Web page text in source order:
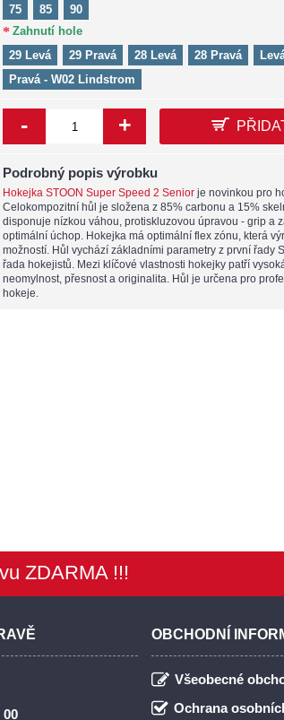
75
85
90
Zahnutí hole
29 Levá
29 Pravá 28 Levá 28 Pravá
Pravá - W02 Lindstrom
- +
Podrobný popis výrobku
Hokejka STOON Super Speed 2 Senior je novinkou pro
Celokompozitní hůl je složena z 85% carbonu a 15%
disponuje nízkou váhou, protiskluzovou úpravou - grip a
optimální úchop. Hokejka má optimální flex zónu, která
možností. Hůl vychází základními parametry z první řady
řada hokejistů. Mezi klíčové vlastnosti hokejky patří
neomylnost, přesnost a originalita. Hůl je určena pro
hokeje.
ZDARMA !!!
OBCHODNÍ
Všeobecné
Ochrana